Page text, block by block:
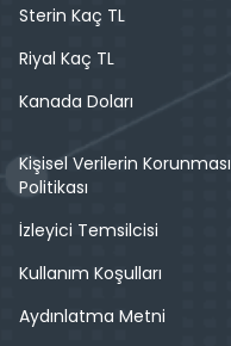
Sterin Kaç TL
Riyal Kaç TL
Kanada Doları
Kişisel Verilerin Korunması
Politikası
İzleyici Temsilcisi
Kullanım Koşulları
Aydınlatma Metni